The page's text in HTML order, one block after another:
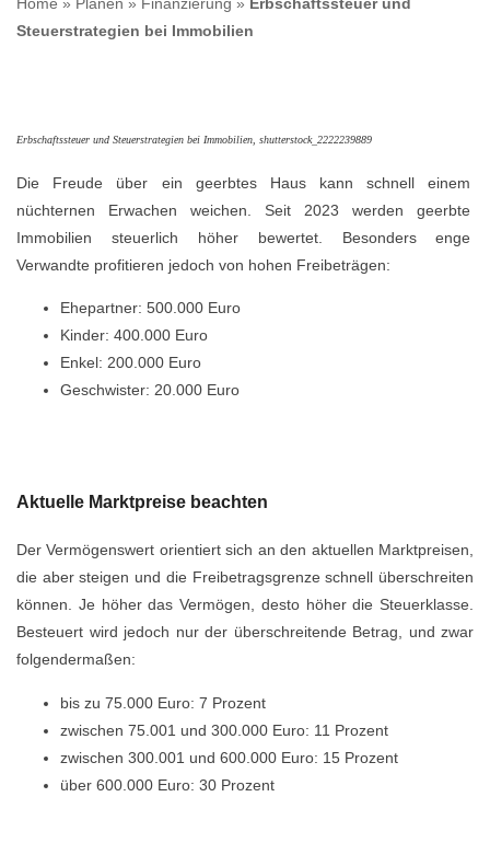
Steuerstrategien bei Immobilien
Erbschaftssteuer und Steuerstrategien bei Immobilien, shutterstock_2222239889
Die Freude über ein geerbtes Haus kann schnell einem
nüchternen Erwachen weichen. Seit 2023 werden geerbte
Immobilien steuerlich höher bewertet. Besonders enge
Verwandte profitieren jedoch von hohen Freibeträgen:
Ehepartner: 500.000 Euro
Kinder: 400.000 Euro
Enkel: 200.000 Euro
Geschwister: 20.000 Euro
Aktuelle Marktpreise beachten
Der Vermögenswert orientiert sich an den aktuellen Marktpreisen,
die aber steigen und die Freibetragsgrenze schnell überschreiten
können. Je höher das Vermögen, desto höher die Steuerklasse.
Besteuert wird jedoch nur der überschreitende Betrag, und zwar
folgendermaßen:
bis zu 75.000 Euro: 7 Prozent
zwischen 75.001 und 300.000 Euro: 11 Prozent
zwischen 300.001 und 600.000 Euro: 15 Prozent
über 600.000 Euro: 30 Prozent